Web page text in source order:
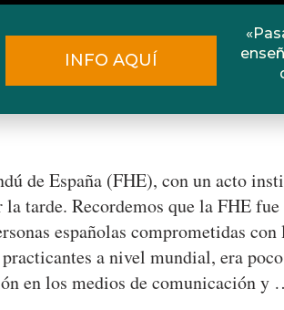
Blog Cursos
de España (FHE), con un acto
tarde. Recordemos que la FHE fue
españolas comprometidas
a nivel mundial, era
en los medios de comunicación y
INFO AQUÍ